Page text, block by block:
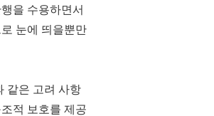
을 수용하면서
눈에 띄을뿐만
같은 고려 사항
적 보호를 제공